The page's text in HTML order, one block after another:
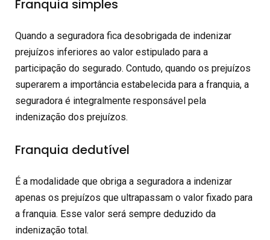
Franquia simples
Quando a seguradora fica desobrigada de indenizar
prejuízos inferiores ao valor estipulado para a
participação do segurado. Contudo, quando os prejuízos
superarem a importância estabelecida para a franquia, a
seguradora é integralmente responsável pela
indenização dos prejuízos.
Franquia dedutível
É a modalidade que obriga a seguradora a indenizar
apenas os prejuízos que ultrapassam o valor fixado para
a franquia. Esse valor será sempre deduzido da
indenização total.